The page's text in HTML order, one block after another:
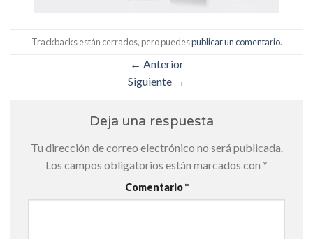
Trackbacks están cerrados, pero puedespublicar un comentario.
← Anterior
Siguiente →
Deja una respuesta
Tu dirección de correo electrónico no será publicada.
Los campos obligatorios están marcados con *
Comentario*